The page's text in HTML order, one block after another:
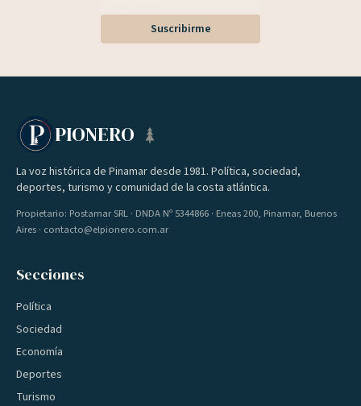
Suscribirme
PIONERO
La voz histórica de Pinamar desde 1981. Política, sociedad,
deportes, turismo y comunidad de la costa atlántica.
Propietario: Postamar SRL · DNDA Nº 5344866 · Eneas 200, Pinamar, Buenos
Aires · contacto@elpionero.com.ar
Secciones
Política
Sociedad
Economía
Deportes
Turismo